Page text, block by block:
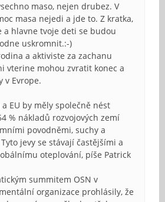
maso, nejen drubez. V
masa nejedi a jde to. Z kratka,
a hlavne tvoje deti se budou
uskromnit.:-)
a aktiviste za zachanu
vterine mohou zvratit konec a
v Evrope.
a EU by měly společně nést
% nákladů rozvojových zemí
povodněmi, suchy a
jevy se stávají častějšími a
oteplování, píše Patrick
summitem OSN v
organizace prohlásily, že